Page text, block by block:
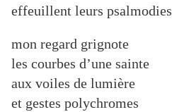
effeuillent leurs psalmodies
mon regard grignote
les courbes d’une sainte
aux voiles de lumière
et gestes polychromes